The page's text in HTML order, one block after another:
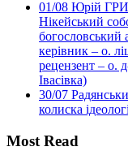
01/08 Юрій
Нікейський
богословський
керівник – о.
рецензент – о.
Івасівка)
30/07
колиска
Most Read